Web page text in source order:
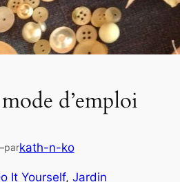
d’emploi
parkath-n-ko
It Yourself, Jardin